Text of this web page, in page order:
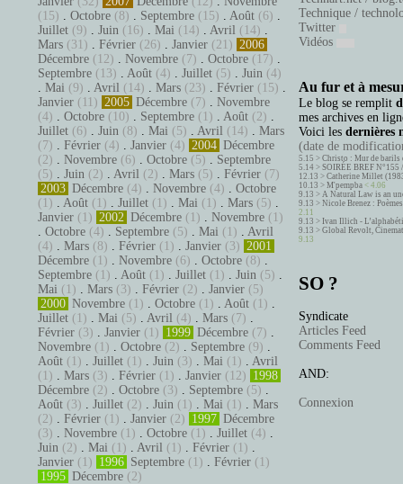
(15) . Octobre (8) . Septembre (15) . Août (6) .
Juillet (9) . Juin (16) . Mai (14) . Avril (14) .
Mars (31) . Février (26) . Janvier (21) 2006
Décembre (12) . Novembre (7) . Octobre (17) .
Septembre (13) . Août (4) . Juillet (5) . Juin (4)
. Mai (9) . Avril (14) . Mars (23) . Février (15) .
Janvier (11) 2005 Décembre (7) . Novembre
(4) . Octobre (10) . Septembre (1) . Août (2) .
Juillet (6) . Juin (8) . Mai (5) . Avril (14) . Mars
(7) . Février (4) . Janvier (4) 2004 Décembre
(2) . Novembre (6) . Octobre (5) . Septembre
(5) . Juin (2) . Avril (2) . Mars (5) . Février (7)
2003 Décembre (4) . Novembre (4) . Octobre
(1) . Août (1) . Juillet (1) . Mai (1) . Mars (5) .
Janvier (1) 2002 Décembre (1) . Novembre (1)
. Octobre (4) . Septembre (5) . Mai (1) . Avril
(4) . Mars (8) . Février (1) . Janvier (3) 2001
Décembre (1) . Novembre (6) . Octobre (8) .
Septembre (1) . Août (1) . Juillet (1) . Juin (5) .
Mai (1) . Mars (3) . Février (2) . Janvier (5)
2000 Novembre (1) . Octobre (1) . Août (1) .
Juillet (1) . Mai (5) . Avril (4) . Mars (7) .
Février (3) . Janvier (1) 1999 Décembre (7) .
Novembre (1) . Octobre (2) . Septembre (9) .
Août (1) . Juillet (1) . Juin (3) . Mai (1) . Avril
(1) . Mars (3) . Février (1) . Janvier (12) 1998
Décembre (2) . Octobre (3) . Septembre (5) .
Août (3) . Juillet (2) . Juin (1) . Mai (1) . Mars
(2) . Février (1) . Janvier (2) 1997 Décembre
(3) . Novembre (1) . Octobre (1) . Juillet (4) .
Juin (2) . Mai (1) . Avril (1) . Février (1) .
Janvier (1) 1996 Septembre (1) . Février (1)
1995 Décembre (2)
Technique /
Twitter
Vidéos
Au fur et à
Le blog se remplit
mes archives en
Voici les dernières
(date de
5.15 > Christo : Mur de barils
5.14 > SOIRÉE BREF
12.13 > Catherine Millet
10.13 > M'pempba < 4.06
9.13 > A Natural Law is an
9.13 > Nicole Brenez :
2.11
9.13 > Ivan Illich -
9.13 > Global Revolt,
9.13
SO ?
Syndicate
Articles Feed
Comments Feed
AND:
Connexion